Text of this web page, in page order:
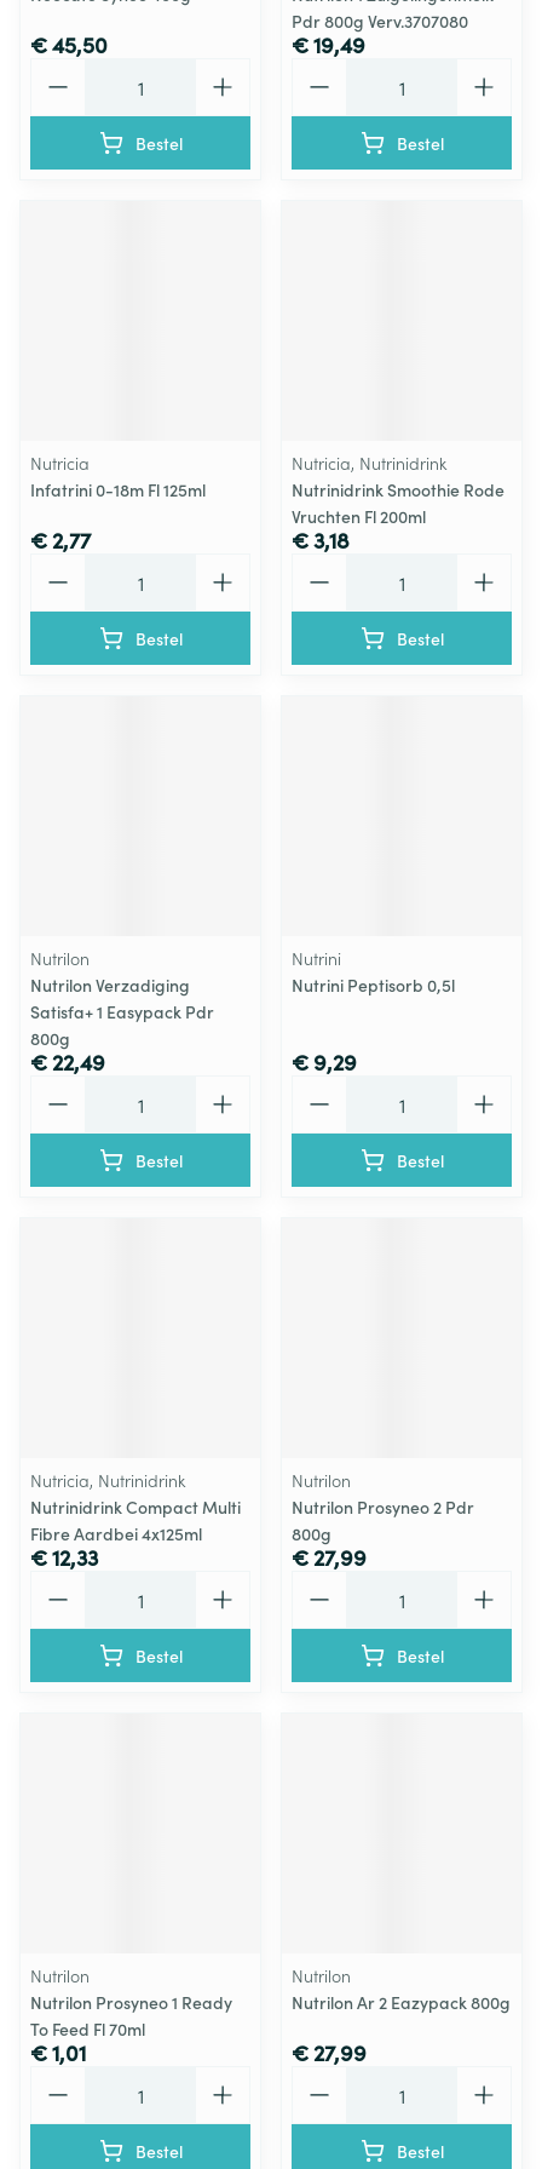
€ 45,50
Bestel
Pdr 800g Verv.3707080
€ 19,49
Bestel
Nutricia
Infatrini 0-18m Fl 125ml
€ 2,77
Bestel
Nutricia, Nutrinidrink
Nutrinidrink Smoothie Rode
Vruchten Fl 200ml
€ 3,18
Bestel
Nutrilon
Nutrilon Verzadiging
Satisfa+ 1 Easypack Pdr
800g
€ 22,49
Bestel
Nutrini
Nutrini Peptisorb 0,5l
€ 9,29
Bestel
Nutricia, Nutrinidrink
Nutrinidrink Compact Multi
Fibre Aardbei 4x125ml
€ 12,33
Bestel
Nutrilon
Nutrilon Prosyneo 2 Pdr
800g
€ 27,99
Bestel
Nutrilon
Nutrilon Prosyneo 1 Ready
To Feed Fl 70ml
€ 1,01
Bestel
Nutrilon
Nutrilon Ar 2 Eazypack 800g
€ 27,99
Bestel